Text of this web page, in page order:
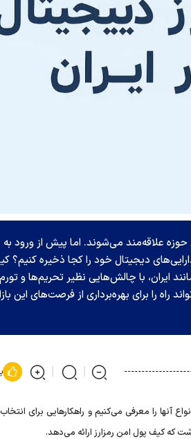
حوزه علاقه‌مند می‌شوند. اما پیش از ورود به
دیجیتال خود را کجا ذخیره کنیم؟
ایران، با چالش‌هایی نظیر تحریم‌ها و
را برای بهره‌برداری از فرصت‌های این
آنها را معرفی می‌کنیم و راهکار‌هایی برای
که کیف پول امن رمزارز ارائه می‌دهد.